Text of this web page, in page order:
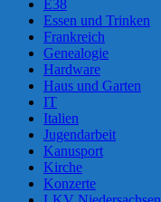
E38
Essen und Trinken
Frankreich
Genealogie
Hardware
Haus und Garten
IT
Italien
Jugendarbeit
Kanusport
Kirche
Konzerte